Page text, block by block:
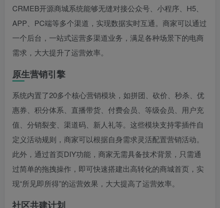
CRMEB开源商城系统能够无缝对接公众号、小程序、H5、
APP、PC端等多个渠道，实现数据实时互通。商家可以通过
一个后台，一站式运营多渠道业务，满足各种场景下的电商
需求，大大提升了运营效率。
原生营销引擎
系统内置了20多个核心营销模块，如拼团、砍价、秒杀、优
惠券、积分体系、直播带货、付费会员、等级会员、用户充
值、分销裂变、渠道码、新人礼等。这些模块支持零插件自
定义活动规则，商家可以根据自身需求灵活配置营销活动。
此外，通过首页DIY功能，商家无需具备技术背景，只需通
过简单的拖拽操作，即可快速搭建出高转化的商城首页，实
现“所见即所得”的运营效果，大大提高了运营效率。
社区共建计划